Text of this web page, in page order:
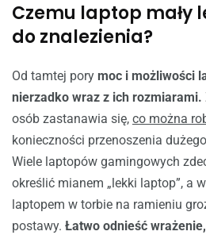
Czemu laptop mały
do znalezienia?
Od tamtej pory moc i możliwości
nierzadko wraz z ich rozmiarami.
osób zastanawia się, co można
konieczności przenoszenia
Wiele laptopów gamingowych
określić mianem „lekki laptop”, a
laptopem w torbie na ramieniu
postawy. Łatwo odnieść